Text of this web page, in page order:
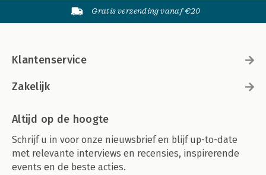
Gratis verzending vanaf €20
Klantenservice
Zakelijk
Altijd op de hoogte
Schrijf u in voor onze nieuwsbrief en blijf up-to-date
met relevante interviews en recensies, inspirerende
events en de beste acties.